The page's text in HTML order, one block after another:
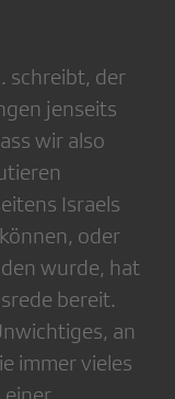
schreibt, der
jenseits
wir also
Israels
oder
wurde, hat
bereit.
an
immer vieles